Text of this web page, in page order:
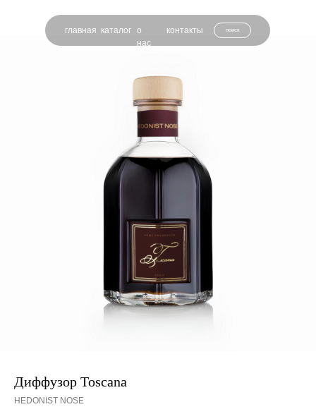
поиск
главная каталог о
нас
контакты
Диффузор Toscana
HEDONIST NOSE